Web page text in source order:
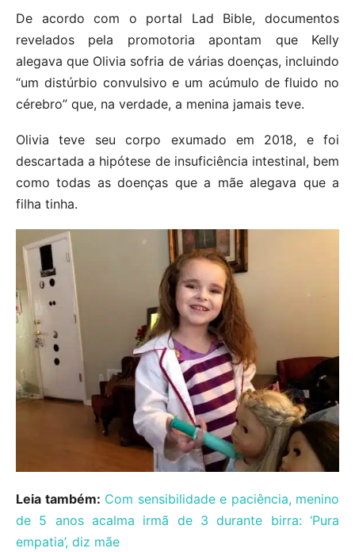
De acordo com o portal Lad Bible, documentos
revelados pela promotoria apontam que Kelly
alegava que Olivia sofria de várias doenças, incluindo
“um distúrbio convulsivo e um acúmulo de fluido no
cérebro” que, na verdade, a menina jamais teve.
Olivia teve seu corpo exumado em 2018, e foi
descartada a hipótese de insuficiência intestinal, bem
como todas as doenças que a mãe alegava que a
filha tinha.
Leia também: Com sensibilidade e paciência, menino
de 5 anos acalma irmã de 3 durante birra: ‘Pura
empatia’, diz mãe